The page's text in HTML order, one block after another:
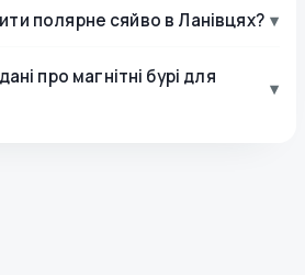
полярне сяйво в Ланівцях? ▾
про магнітні бурі для
▾